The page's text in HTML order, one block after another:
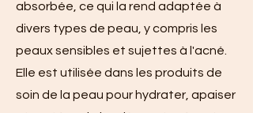
absorbée, ce qui la rend adaptée à
divers types de peau, y compris les
peaux sensibles et sujettes à l'acné.
Elle est utilisée dans les produits de
soin de la peau pour hydrater, apaiser